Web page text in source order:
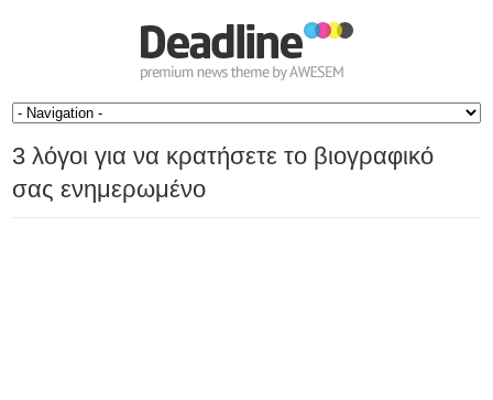
3 λόγοι για να κρατήσετε το βιογραφικό
σας ενημερωμένο